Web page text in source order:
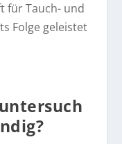
für Tauch- und
Folge geleistet